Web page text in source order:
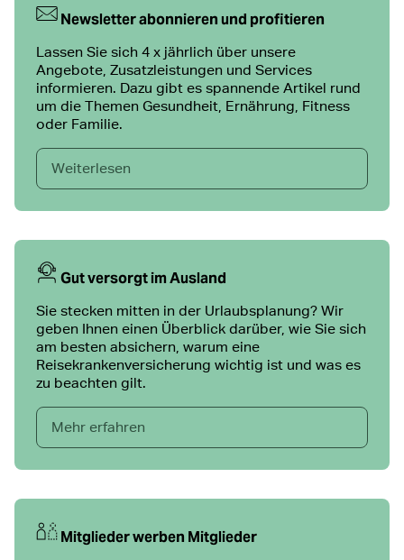
Newsletter abonnieren und profitieren
Lassen Sie sich 4 x jährlich über unsere
Angebote, Zusatzleistungen und Services
informieren. Dazu gibt es spannende Artikel rund
um die Themen Gesundheit, Ernährung, Fitness
oder Familie.
Weiterlesen
Gut versorgt im Ausland
Sie stecken mitten in der Urlaubsplanung? Wir
geben Ihnen einen Überblick darüber, wie Sie sich
am besten absichern, warum eine
Reisekrankenversicherung wichtig ist und was es
zu beachten gilt.
Mehr erfahren
Mitglieder werben Mitglieder